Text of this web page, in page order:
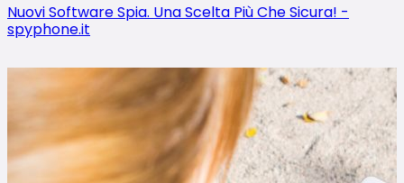
Nuovi Software Spia. Una Scelta Più Che Sicura! -
spyphone.it